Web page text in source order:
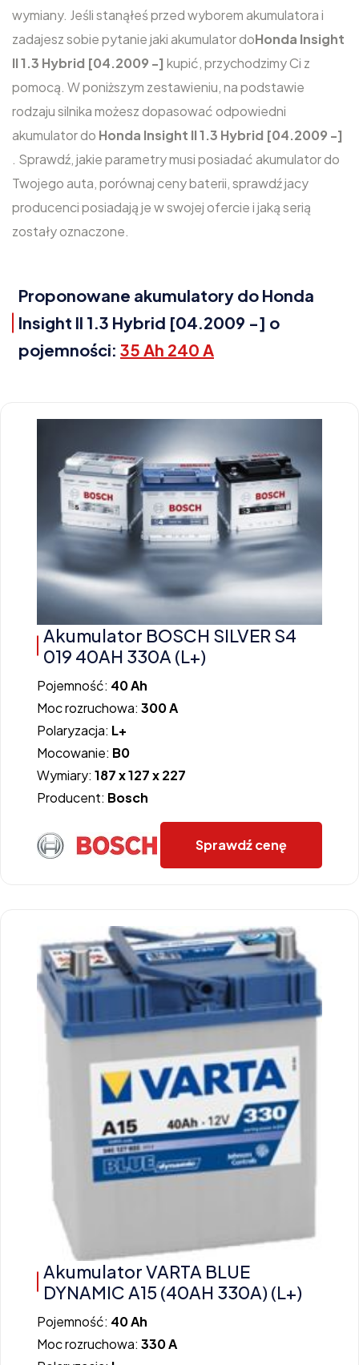
wymiany. Jeśli stanąłeś przed wyborem akumulatora i
zadajesz sobie pytanie jaki akumulator doHonda Insight
II 1.3 Hybrid [04.2009 -] kupić, przychodzimy Ci z
pomocą. W poniższym zestawieniu, na podstawie
rodzaju silnika możesz dopasować odpowiedni
akumulator do Honda Insight II 1.3 Hybrid [04.2009 -]
. Sprawdź, jakie parametry musi posiadać akumulator do
Twojego auta, porównaj ceny baterii, sprawdź jacy
producenci posiadają je w swojej ofercie i jaką serią
zostały oznaczone.
Proponowane akumulatory do Honda
Insight II 1.3 Hybrid [04.2009 -] o
pojemności: 35 Ah 240 A
Akumulator BOSCH SILVER S4
019 40AH 330A (L+)
Pojemność: 40 Ah
Moc rozruchowa: 300 A
Polaryzacja: L+
Mocowanie: B0
Wymiary: 187 x 127 x 227
Producent: Bosch
Sprawdź cenę
Akumulator VARTA BLUE
DYNAMIC A15 (40AH 330A) (L+)
Pojemność: 40 Ah
Moc rozruchowa: 330 A